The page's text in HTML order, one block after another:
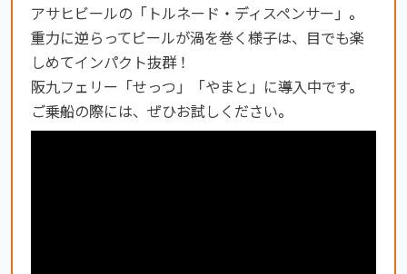
アサヒビールの「トルネード・ディスペンサー」。
重力に逆らってビールが渦を巻く様子は、目でも楽
しめてインパクト抜群！
阪九フェリー「せっつ」「やまと」に導入中です。
ご乗船の際には、ぜひお試しください。